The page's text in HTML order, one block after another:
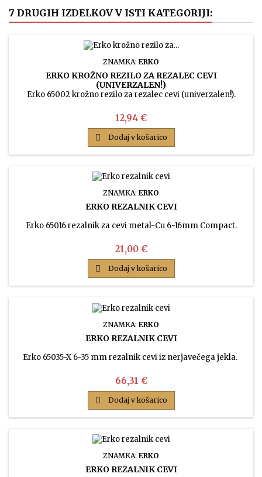
7 DRUGIH IZDELKOV V ISTI KATEGORIJI:
ZNAMKA: ERKO
ERKO KROŽNO REZILO ZA REZALEC CEVI
(UNIVERZALEN!)
Erko 65002 krožno rezilo za rezalec cevi (univerzalen!).
Cena
12,94 €
 Dodaj v košarico
ZNAMKA: ERKO
ERKO REZALNIK CEVI
Erko 65016 rezalnik za cevi metal-Cu 6-16mm Compact.
Cena
21,00 €
 Dodaj v košarico
ZNAMKA: ERKO
ERKO REZALNIK CEVI
Erko 65035-X 6-35 mm rezalnik cevi iz nerjavečega jekla.
Cena
66,31 €
 Dodaj v košarico
ZNAMKA: ERKO
ERKO REZALNIK CEVI